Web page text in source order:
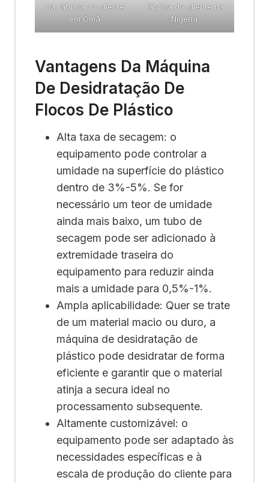
na fábrica do cliente
em Omã
fábrica do cliente na
Nigéria
Vantagens Da Máquina
De Desidratação De
Flocos De Plástico
Alta taxa de secagem: o
equipamento pode controlar a
umidade na superfície do plástico
dentro de 3%-5%. Se for
necessário um teor de umidade
ainda mais baixo, um tubo de
secagem pode ser adicionado à
extremidade traseira do
equipamento para reduzir ainda
mais a umidade para 0,5%-1%.
Ampla aplicabilidade: Quer se trate
de um material macio ou duro, a
máquina de desidratação de
plástico pode desidratar de forma
eficiente e garantir que o material
atinja a secura ideal no
processamento subsequente.
Altamente customizável: o
equipamento pode ser adaptado às
necessidades específicas e à
escala de produção do cliente para